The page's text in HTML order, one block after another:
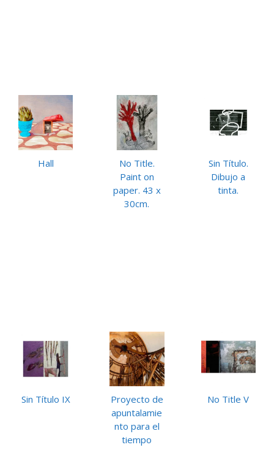
Hall
No Title.
Paint on
paper. 43 x
30cm.
Sin Título.
Dibujo a
tinta.
Sin Título IX
Proyecto de
apuntalamie
nto para el
tiempo
No Title V